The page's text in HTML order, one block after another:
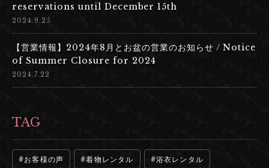
reservations until December 15th
2024.9.25
【営業情報】2024年8月とお盆の営業のお知らせ / Notice
of Summer Closure for 2024
2024.7.22
TAG
お客様の声 着物レンタル 浴衣レンタル